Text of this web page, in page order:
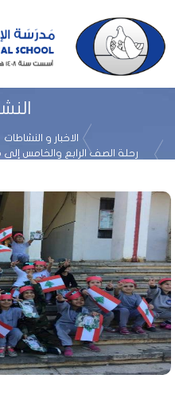
الاخبار و النشاطات
رحلة الصف الرابع والخامس إلى